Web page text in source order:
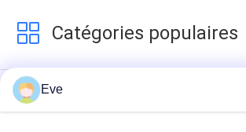
Catégories populaires
Tournez La Peinture
De Voiture
Eve